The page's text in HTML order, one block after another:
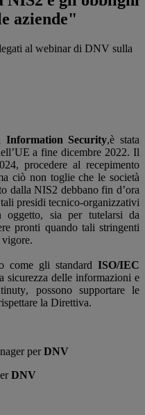
aziende"
al webinar di DNV sulla
Information Security,è stata
a fine dicembre 2022. Il
procedere al recepimento
ciò non toglie che le società
dalla NIS2 debbano fin d’ora
presidi tecnico-organizzativi
sia per tutelarsi da
pronti quando tali stringenti
come gli standard ISO/IEC
sicurezza delle informazioni e
possono supportare le
la Direttiva.
perDNV
DNV